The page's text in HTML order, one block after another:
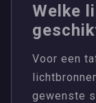
Welke
Voor een
gewenste